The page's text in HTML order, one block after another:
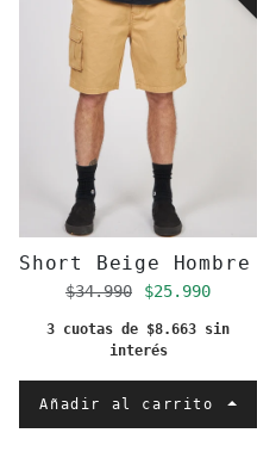
Short Beige Hombre
Precio regular
$34.990 Precio de
$25.990
3 cuotas de $8.663 sin
interés
Añadir al carrito